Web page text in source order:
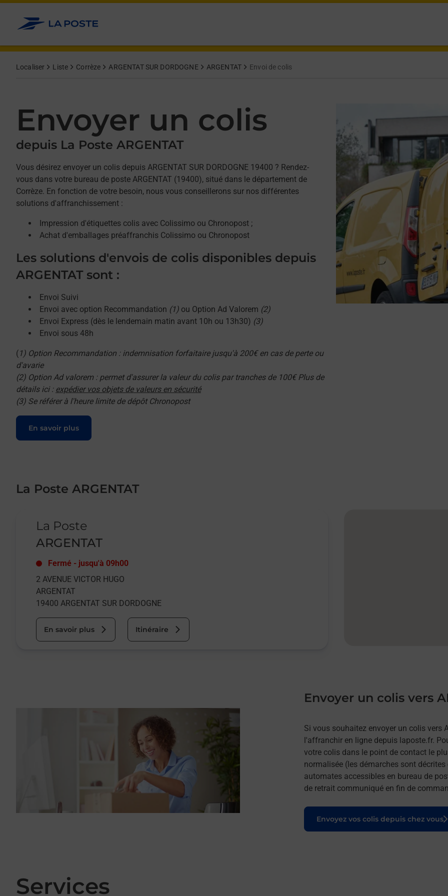
Allez au contenu
Localiser Liste Corrèze ARGENTAT SUR DORDOGNE ARGENTAT Envoi de colis
Envoyer un colis
depuis La Poste ARGENTAT
Vous désirez envoyer un colis depuis ARGENTAT SUR DORDOGNE 19400 ? Rendez-
vous dans votre bureau de poste ARGENTAT (19400), situé dans le département de
Corrèze. En fonction de votre besoin, nous vous conseillerons sur nos différentes
solutions d'affranchissement :
Impression d'étiquettes colis avec Colissimo ou Chronopost ;
Achat d'emballages préaffranchis Colissimo ou Chronopost
Les solutions d'envois de colis disponibles depuis
ARGENTAT sont :
Envoi Suivi
Envoi avec option Recommandation (1) ou Option Ad Valorem (2)
Envoi Express (dès le lendemain matin avant 10h ou 13h30) (3)
Envoi sous 48h
( 1) Option Recommandation : indemnisation forfaitaire jusqu'à 200€ en cas de perte ou
d'avarie
(2) Option Ad valorem : permet d'assurer la valeur du colis par tranches de 100€ Plus de
détails ici : expédier vos objets de valeurs en sécurité
(3) Se référer à l'heure limite de dépôt Chronopost
En savoir plus
Le lien s'ouvre dans un nouvel onglet
La Poste ARGENTAT
La Poste
ARGENTAT
Fermé - jusqu'à 09h00
2 AVENUE VICTOR HUGO
ARGENTAT
19400 ARGENTAT SUR DORDOGNE
En savoir plus Itinéraire
Envoyer un colis vers
Si vous souhaitez envoyer un colis vers
l'affranchir en ligne depuis laposte.fr.
votre colis dans le point de contact le
normalisée (les démarches sont
automates accessibles en bureau de
de retrait communiqué en fin de
Envoyez vos colis depuis chez vous
Le lien s'ouvre dans un nouvel onglet
Services
Afficher ou masquer la réponse
Afficher ou masquer la réponse
Afficher ou masquer la réponse